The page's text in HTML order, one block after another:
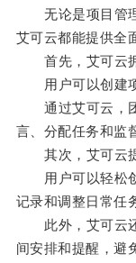
无论是项目管理
艾可云都能提供全
首先，艾可云拥
用户可以创建项
通过艾可云，团
言、分配任务和监
其次，艾可云提
用户可以轻松创
记录和调整日常任
此外，艾可云还
间安排和提醒，避